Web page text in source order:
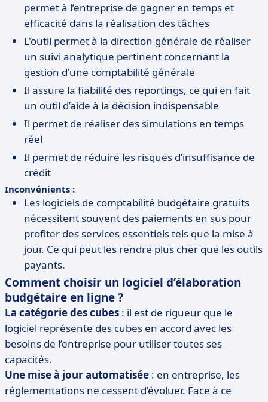
permet à l’entreprise de gagner en temps et
efficacité dans la réalisation des tâches
L'outil permet à la direction générale de réaliser
un suivi analytique pertinent concernant la
gestion d'une comptabilité générale
Il assure la fiabilité des reportings, ce qui en fait
un outil d’aide à la décision indispensable
Il permet de réaliser des simulations en temps
réel
Il permet de réduire les risques d’insuffisance de
crédit
Inconvénients :
Les logiciels de comptabilité budgétaire gratuits
nécessitent souvent des paiements en sus pour
profiter des services essentiels tels que la mise à
jour. Ce qui peut les rendre plus cher que les outils
payants.
Comment choisir un logiciel d’élaboration
budgétaire en ligne ?
La catégorie des cubes : il est de rigueur que le
logiciel représente des cubes en accord avec les
besoins de l’entreprise pour utiliser toutes ses
capacités.
Une mise à jour automatisée : en entreprise, les
réglementations ne cessent d’évoluer. Face à ce